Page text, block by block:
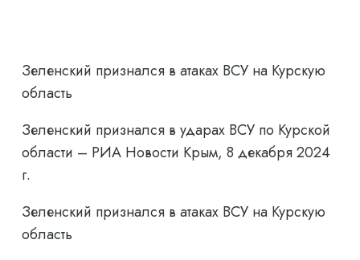
Зеленский признался в атаках ВСУ на Курскую
область
Зеленский признался в ударах ВСУ по Курской
области – РИА Новости Крым, 8 декабря 2024
г.
Зеленский признался в атаках ВСУ на Курскую
область